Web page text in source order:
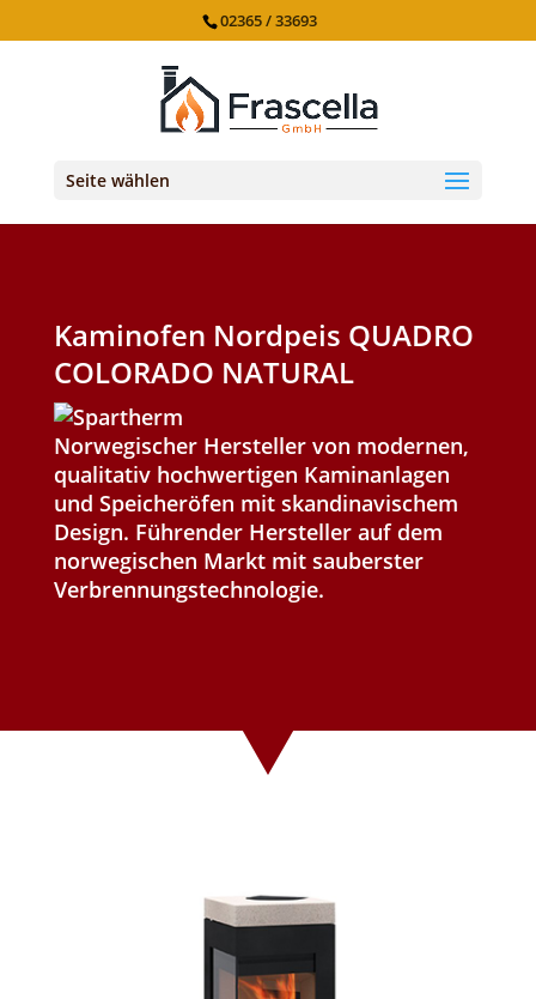
02365 / 33693
Seite wählen
Kaminofen Nordpeis QUADRO
COLORADO NATURAL
Norwegischer Hersteller von modernen,
qualitativ hochwertigen Kaminanlagen
und Speicheröfen mit skandinavischem
Design. Führender Hersteller auf dem
norwegischen Markt mit sauberster
Verbrennungstechnologie.